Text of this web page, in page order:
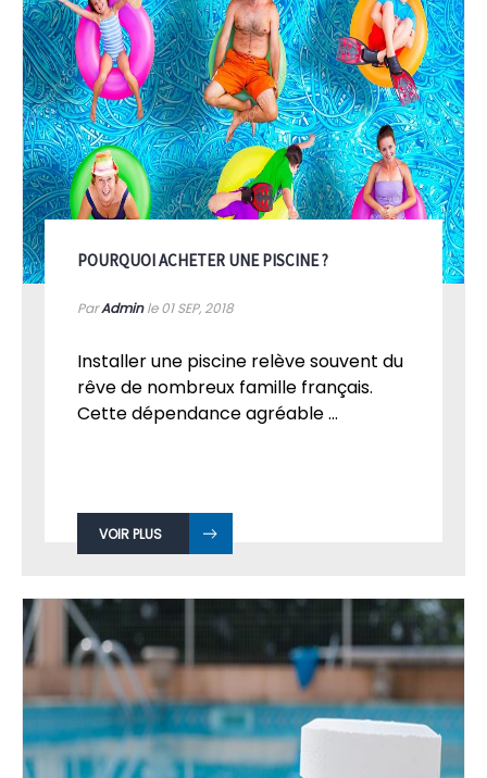
POURQUOI ACHETER UNE PISCINE ?
ParAdminle 01SEP, 2018
Installer une piscine relève souvent du
rêve de nombreux famille français.
Cette dépendance agréable ...
VOIR PLUS